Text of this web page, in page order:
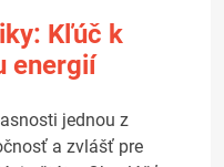
Kľúč k
energií
jednou z
a zvlášť pre